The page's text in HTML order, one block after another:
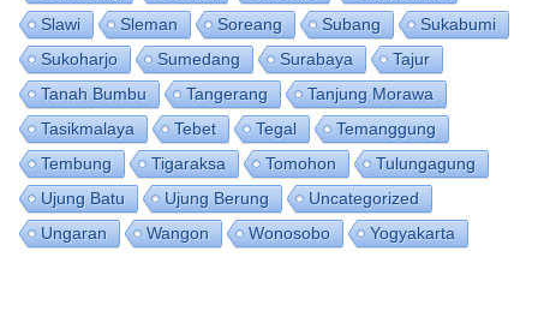
Slawi
Sleman Soreang Subang
Sukabumi
Sukoharjo
Sumedang Surabaya
Tajur
Tanah Bumbu
Tangerang
Tanjung Morawa
Tasikmalaya
Tebet Tegal
Temanggung
Tembung
Tigaraksa Tomohon
Tulungagung
Ujung Batu
Ujung Berung
Uncategorized
Ungaran
Wangon Wonosobo Yogyakarta